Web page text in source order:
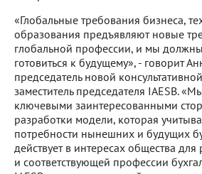
«Глобальные требования бизнеса,
образования предъявляют новые
глобальной профессии, и мы
готовиться к будущему», - говорит
председатель новой
заместитель председателя IAESB.
ключевыми заинтересованными
разработки модели, которая
потребности нынешних и будущих
действует в интересах общества
и соответствующей профессии